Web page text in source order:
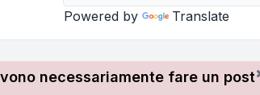
Powered by Translate
necessariamente fare un post